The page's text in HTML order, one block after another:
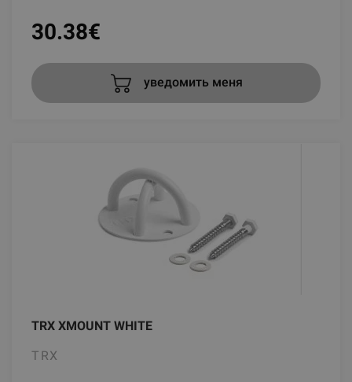
30.38€
уведомить меня
TRX XMOUNT WHITE
TRX